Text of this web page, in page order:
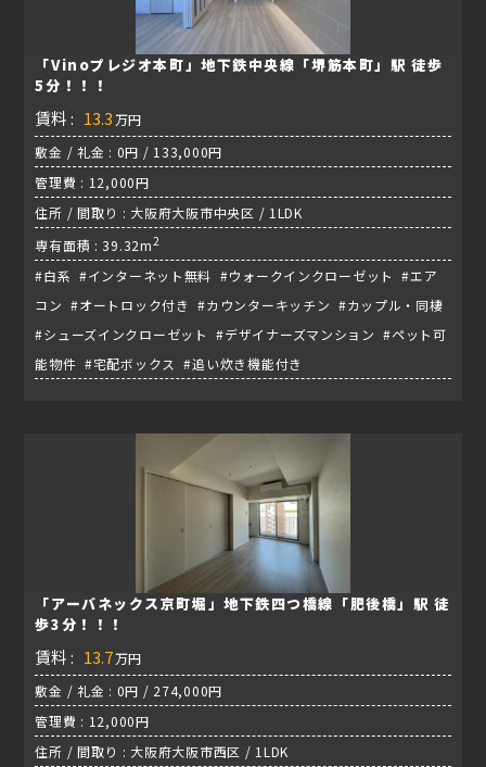
「Vinoプレジオ本町」地下鉄中央線「堺筋本町」駅 徒歩
5分！！！
賃料 : 13.3 万円
敷金 / 礼金 : 0円 / 133,000円
管理費 : 12,000円
住所 / 間取り : 大阪府大阪市中央区 / 1LDK
専有面積 : 39.32m2
#白系 #インターネット無料 #ウォークインクローゼット #エア
コン #オートロック付き #カウンターキッチン #カップル・同棲
#シューズインクローゼット #デザイナーズマンション #ペット可
能物件 #宅配ボックス #追い炊き機能付き
「アーバネックス京町堀」地下鉄四つ橋線「肥後橋」駅 徒
歩3分！！！
賃料 : 13.7万円
敷金 / 礼金 : 0円 / 274,000円
管理費 : 12,000円
住所 / 間取り : 大阪府大阪市西区 / 1LDK